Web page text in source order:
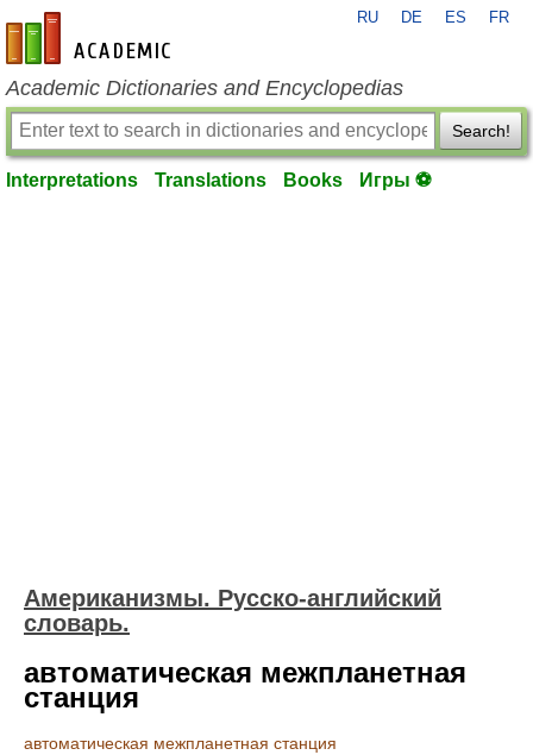
en-academic.com
RU DE ES FR
Academic Dictionaries and Encyclopedias
Search!
Interpretations Translations Books Игры ⚽
Американизмы. Русско-английский
словарь.
автоматическая межпланетная
станция
автоматическая межпланетная станция